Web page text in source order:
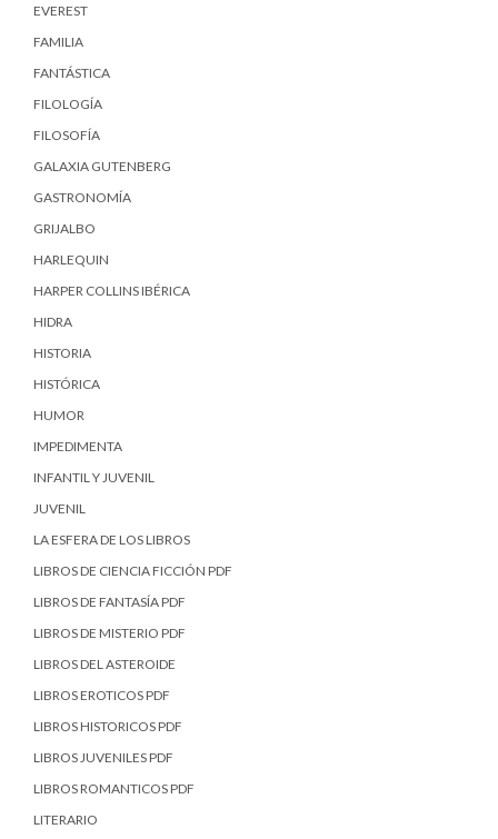
EVEREST
FAMILIA
FANTÁSTICA
FILOLOGÍA
FILOSOFÍA
GALAXIA GUTENBERG
GASTRONOMÍA
GRIJALBO
HARLEQUIN
HARPER COLLINS IBÉRICA
HIDRA
HISTORIA
HISTÓRICA
HUMOR
IMPEDIMENTA
INFANTIL Y JUVENIL
JUVENIL
LA ESFERA DE LOS LIBROS
LIBROS DE CIENCIA FICCIÓN PDF
LIBROS DE FANTASÍA PDF
LIBROS DE MISTERIO PDF
LIBROS DEL ASTEROIDE
LIBROS EROTICOS PDF
LIBROS HISTORICOS PDF
LIBROS JUVENILES PDF
LIBROS ROMANTICOS PDF
LITERARIO